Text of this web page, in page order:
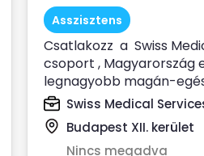
Asszisztens
Csatlakozz a Swiss
csoport , Magyarország
legnagyobb magán-
szolgáltatója...
Swiss Medical
Budapest XII. kerület
Nincs megadva